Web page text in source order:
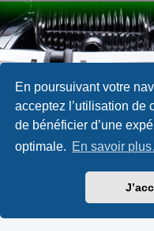
En poursuivant votre
acceptez l’utilisation de
de bénéficier d’une
optimale. En savoir